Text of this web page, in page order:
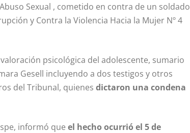
Sexual , cometido en contra de un soldado
y Contra la Violencia Hacia la Mujer Nº 4
psicológica del adolescente, sumario
Gesell incluyendo a dos testigos y otros
del Tribunal, quienes dictaron una condena
informó que el hecho ocurrió el 5 de